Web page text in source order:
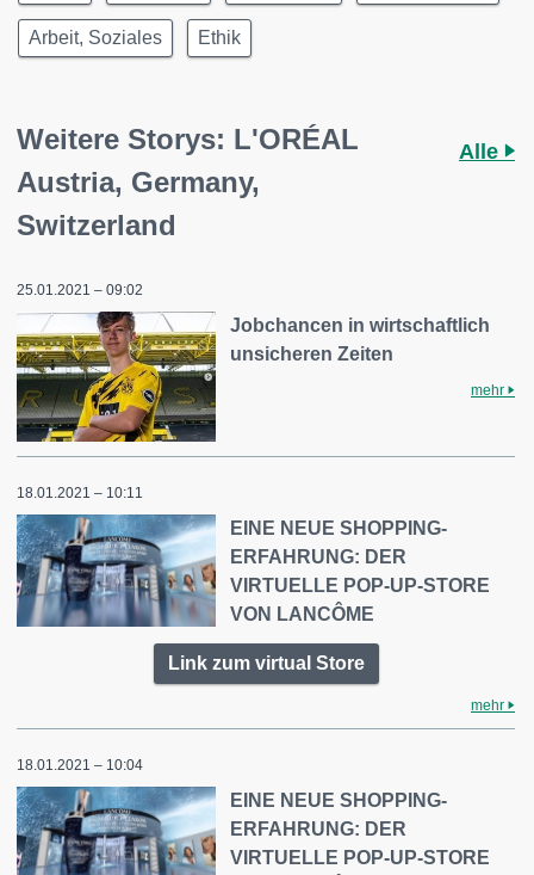
Arbeit, Soziales Ethik
Weitere Storys: L'ORÉAL
Austria, Germany,
Switzerland
Alle
25.01.2021 – 09:02
Jobchancen in wirtschaftlich
unsicheren Zeiten
mehr
18.01.2021 – 10:11
EINE NEUE SHOPPING-
ERFAHRUNG: DER
VIRTUELLE POP-UP-STORE
VON LANCÔME
Link zum virtual Store
mehr
18.01.2021 – 10:04
EINE NEUE SHOPPING-
ERFAHRUNG: DER
VIRTUELLE POP-UP-STORE